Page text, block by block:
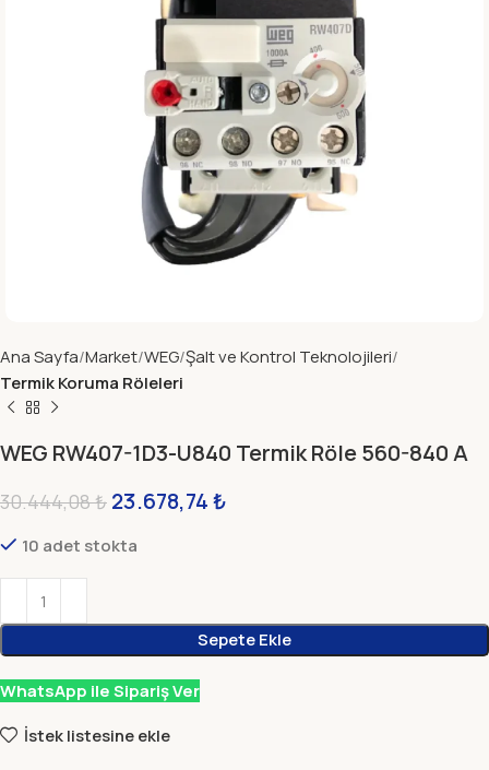
Ana Sayfa Market WEG Şalt ve Kontrol Teknolojileri
Termik Koruma Röleleri
WEG RW407-1D3-U840 Termik Röle 560-840 A
30.444,08₺ 23.678,74₺
10 adet stokta
Sepete Ekle
WhatsApp ile Sipariş Ver
İstek listesine ekle